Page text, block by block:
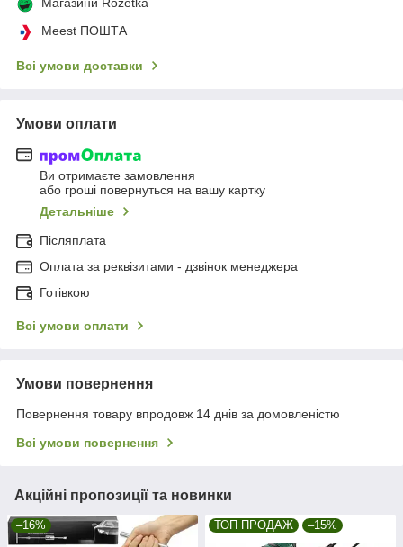
Meest ПОШТА
Всі умови доставки
Умови оплати
Ви отримаєте замовлення
або гроші повернуться на вашу картку
Детальніше
Післяплата
Оплата за реквізитами - дзвінок менеджера
Готівкою
Всі умови оплати
Умови повернення
Повернення товару впродовж 14 днів за домовленістю
Всі умови повернення
Акційні пропозиції та новинки
–16% ТОП ПРОДАЖ –15%